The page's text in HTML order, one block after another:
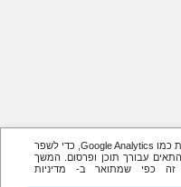
אנו משתמשים בעוגיות (Cookies) ובטכנולוגיות כמו Google Analytics, כדי לשפר
עבורך תוכן ופרסום. המשך
כפי שמתואר ב- מדיניות